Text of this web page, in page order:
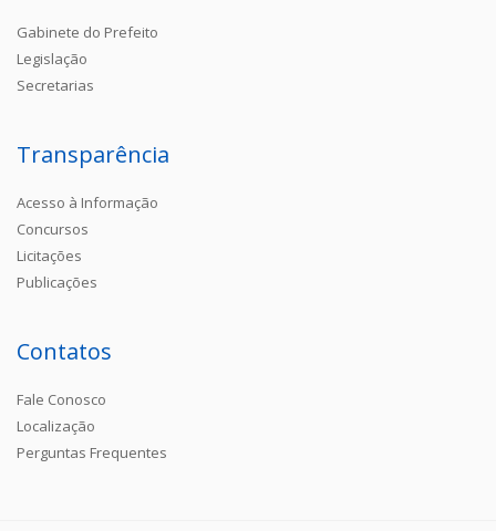
Gabinete do Prefeito
Legislação
Secretarias
Transparência
Acesso à Informação
Concursos
Licitações
Publicações
Contatos
Fale Conosco
Localização
Perguntas Frequentes